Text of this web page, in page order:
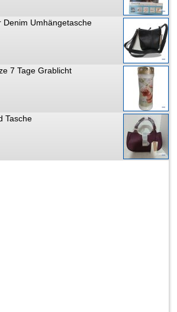
Denim Umhängetasche
7 Tage Grablicht
Tasche